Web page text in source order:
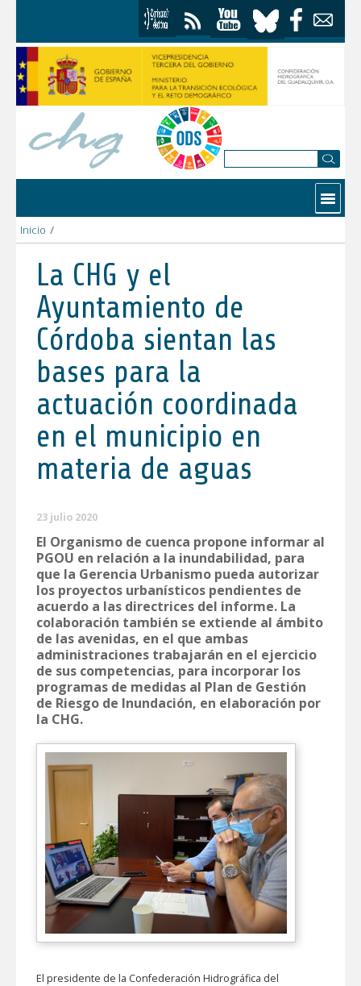
Contactar
Inicio /
La CHG y el
Ayuntamiento de
Córdoba sientan las
bases para la
actuación coordinada
en el municipio en
materia de aguas
23 julio 2020
El Organismo de cuenca propone informar al
PGOU en relación a la inundabilidad, para
que la Gerencia Urbanismo pueda autorizar
los proyectos urbanísticos pendientes de
acuerdo a las directrices del informe. La
colaboración también se extiende al ámbito
de las avenidas, en el que ambas
administraciones trabajarán en el ejercicio
de sus competencias, para incorporar los
programas de medidas al Plan de Gestión
de Riesgo de Inundación, en elaboración por
la CHG.
El presidente de la Confederación Hidrográfica del